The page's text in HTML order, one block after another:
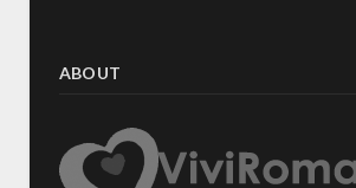
ABOUT